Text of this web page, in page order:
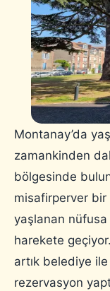
Montanay’da
zamankinden
bölgesinde
misafirperver bir
yaşlanan
harekete
artık belediye
rezervasyon